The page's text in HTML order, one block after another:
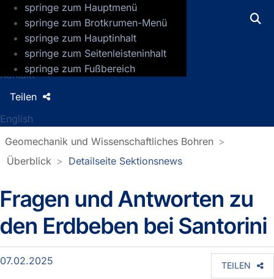
springe zum Hauptmenü
springe zum Brotkrumen-Menü
springe zum Hauptinhalt
springe zum Seitenleisteninhalt
springe zum Fußbereich
GFZ Helmholtz-Zentrum für
Presse
Jobs
Kontakt
English
Teilen
Geomechanik und Wissenschaftliches Bohren
Überblick
Detailseite Sektionsnews
Detailseite Sektionsnews
Fragen und Antworten zu
den Erdbeben bei Santorini
07.02.2025 TEILEN